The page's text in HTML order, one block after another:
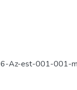
Az-est-001-001-